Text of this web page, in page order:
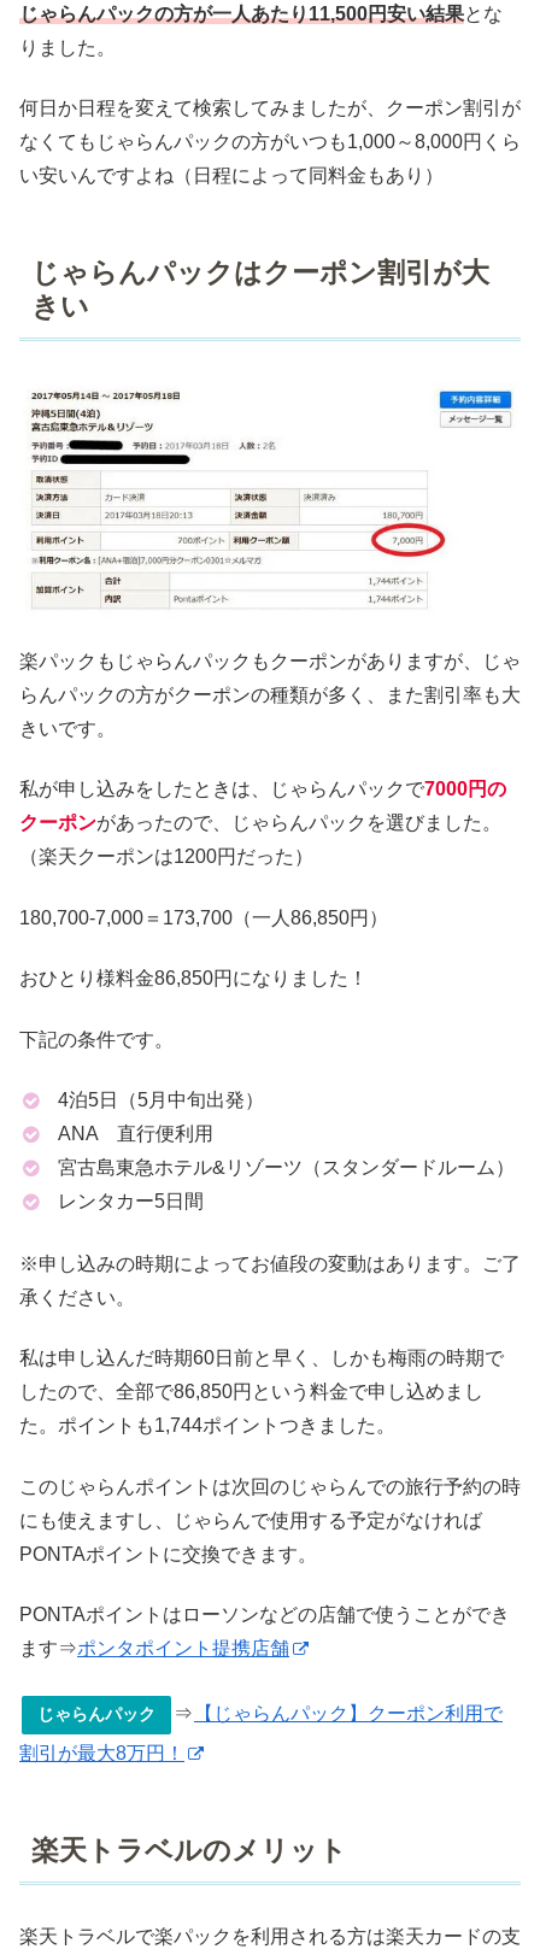
じゃらんパックの方が一人あたり11,500円安い結果とな
りました。
何日か日程を変えて検索してみましたが、クーポン割引が
なくてもじゃらんパックの方がいつも1,000～8,000円くら
い安いんですよね（日程によって同料金もあり）
じゃらんパックはクーポン割引が大
きい
楽パックもじゃらんパックもクーポンがありますが、じゃ
らんパックの方がクーポンの種類が多く、また割引率も大
きいです。
私が申し込みをしたときは、じゃらんパックで7000円の
クーポンがあったので、じゃらんパックを選びました。
（楽天クーポンは1200円だった）
180,700-7,000＝173,700（一人86,850円）
おひとり様料金86,850円になりました！
下記の条件です。
4泊5日（5月中旬出発）
ANA 直行便利用
宮古島東急ホテル&リゾーツ（スタンダードルーム）
レンタカー5日間
※申し込みの時期によってお値段の変動はあります。ご了
承ください。
私は申し込んだ時期60日前と早く、しかも梅雨の時期で
したので、全部で86,850円という料金で申し込めまし
た。ポイントも1,744ポイントつきました。
このじゃらんポイントは次回のじゃらんでの旅行予約の時
にも使えますし、じゃらんで使用する予定がなければ
PONTAポイントに交換できます。
PONTAポイントはローソンなどの店舗で使うことができ
ます⇒ポンタポイント提携店舗
じゃらんパック ⇒
【じゃらんパック】クーポン利用で
割引が最大8万円！
楽天トラベルのメリット
楽天トラベルで楽パックを利用される方は楽天カードの支